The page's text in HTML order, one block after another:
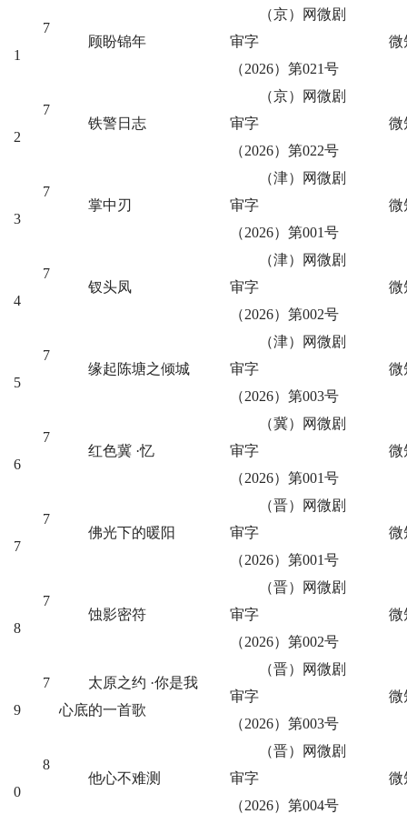
7
1
顾盼锦年
（京）网微剧
审字
（2026）第021号
微
7
2
铁警日志
（京）网微剧
审字
（2026）第022号
微
7
3
掌中刃
（津）网微剧
审字
（2026）第001号
微
7
4
钗头凤
（津）网微剧
审字
（2026）第002号
微
7
5
缘起陈塘之倾城
（津）网微剧
审字
（2026）第003号
微
7
6
红色冀 ·忆
（冀）网微剧
审字
（2026）第001号
微
7
7
佛光下的暖阳
（晋）网微剧
审字
（2026）第001号
微
7
8
蚀影密符
（晋）网微剧
审字
（2026）第002号
微
7
9
太原之约 ·你是我
心底的一首歌
（晋）网微剧
审字
（2026）第003号
微
8
0
他心不难测
（晋）网微剧
审字
（2026）第004号
微